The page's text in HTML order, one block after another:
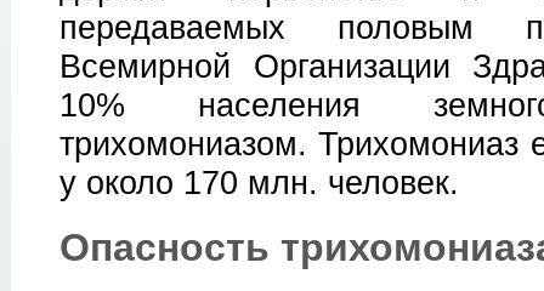
передаваемых
Всемирной Организации
10% населения
трихомониазом. Трихомониаз
у около 170 млн. человек.
Опасность